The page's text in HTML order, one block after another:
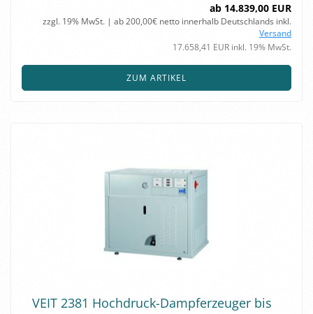
ab 14.839,00 EUR
zzgl. 19% MwSt. | ab 200,00€ netto innerhalb Deutschlands inkl.
Versand
17.658,41 EUR inkl. 19% MwSt.
ZUM ARTIKEL
VEIT 2381 Hochdruck-​​Dampf­erzeu­ger bis